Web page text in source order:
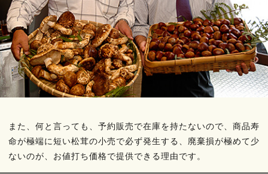
また、何と言っても、予約販売で在庫を持たないので、商品寿
命が極端に短い松茸の小売で必ず発生する、廃棄損が極めて少
ないのが、お値打ち価格で提供できる理由です。